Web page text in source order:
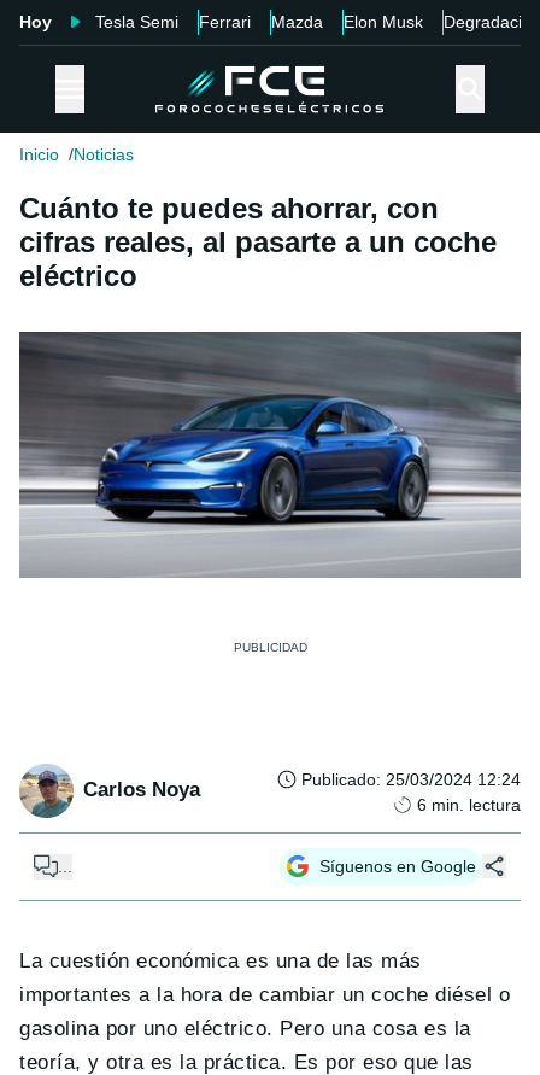
Hoy Tesla Semi Ferrari Mazda Elon Musk Degradación
Inicio Noticias
Cuánto te puedes ahorrar, con
cifras reales, al pasarte a un coche
eléctrico
Carlos Noya Publicado: 25/03/2024 12:24
6 min. lectura
Síguenos en Google
La cuestión económica es una de las más
importantes a la hora de cambiar un coche diésel o
gasolina por uno eléctrico. Pero una cosa es la
teoría, y otra es la práctica. Es por eso que las